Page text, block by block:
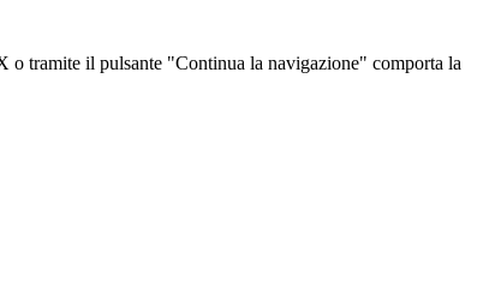
o tramite il pulsante "Continua la navigazione" comporta la